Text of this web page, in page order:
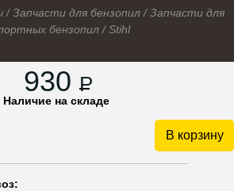
/Запчасти для бензопил /Запчасти для
бензопил/Stihl
930 P
Наличие на складе
В корзину